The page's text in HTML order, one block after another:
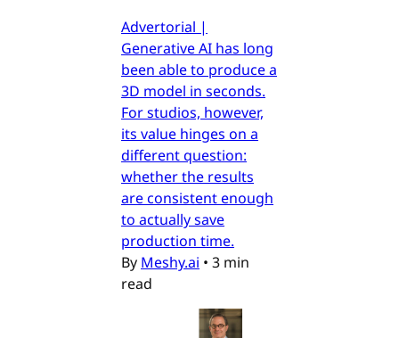
Advertorial |
Generative AI has long
been able to produce a
3D model in seconds.
For studios, however,
its value hinges on a
different question:
whether the results
are consistent enough
to actually save
production time.
By Meshy.ai • 3 min
read